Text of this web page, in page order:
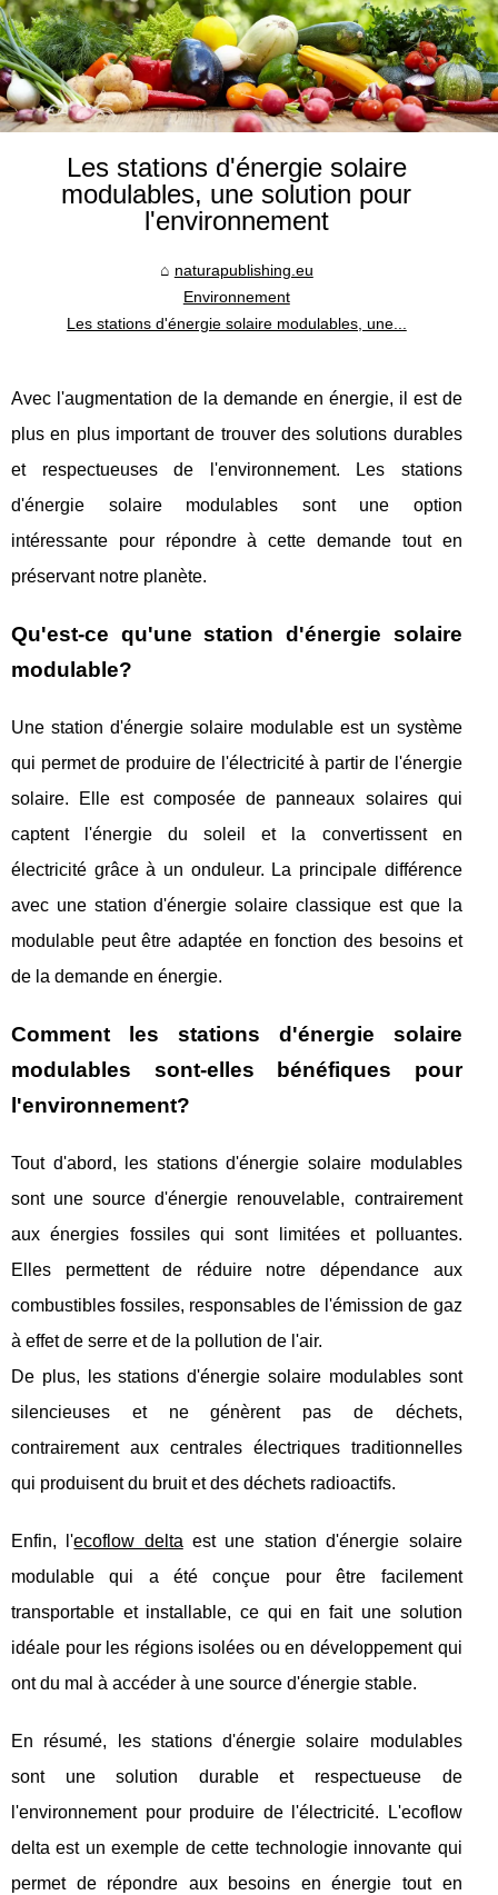
Les stations d'énergie solaire
modulables, une solution pour
l'environnement
naturapublishing.eu
Environnement
Les stations d'énergie solaire modulables, une...
Avec l'augmentation de la demande en énergie, il est de
plus en plus important de trouver des solutions durables
et respectueuses de l'environnement. Les stations
d'énergie solaire modulables sont une option
intéressante pour répondre à cette demande tout en
préservant notre planète.
Qu'est-ce qu'une station d'énergie solaire
modulable?
Une station d'énergie solaire modulable est un système
qui permet de produire de l'électricité à partir de l'énergie
solaire. Elle est composée de panneaux solaires qui
captent l'énergie du soleil et la convertissent en
électricité grâce à un onduleur. La principale différence
avec une station d'énergie solaire classique est que la
modulable peut être adaptée en fonction des besoins et
de la demande en énergie.
Comment les stations d'énergie solaire
modulables sont-elles bénéfiques pour
l'environnement?
Tout d'abord, les stations d'énergie solaire modulables
sont une source d'énergie renouvelable, contrairement
aux énergies fossiles qui sont limitées et polluantes.
Elles permettent de réduire notre dépendance aux
combustibles fossiles, responsables de l'émission de gaz
à effet de serre et de la pollution de l'air.
De plus, les stations d'énergie solaire modulables sont
silencieuses et ne génèrent pas de déchets,
contrairement aux centrales électriques traditionnelles
qui produisent du bruit et des déchets radioactifs.
Enfin, l'ecoflow deltaest une station d'énergie solaire
modulable qui a été conçue pour être facilement
transportable et installable, ce qui en fait une solution
idéale pour les régions isolées ou en développement qui
ont du mal à accéder à une source d'énergie stable.
En résumé, les stations d'énergie solaire modulables
sont une solution durable et respectueuse de
l'environnement pour produire de l'électricité. L'ecoflow
delta est un exemple de cette technologie innovante qui
permet de répondre aux besoins en énergie tout en